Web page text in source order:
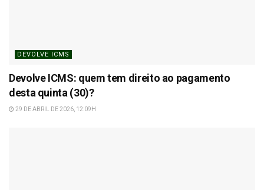
DEVOLVE ICMS
Devolve ICMS: quem tem direito ao pagamento
desta quinta (30)?
29 DE ABRIL DE 2026, 12:09H